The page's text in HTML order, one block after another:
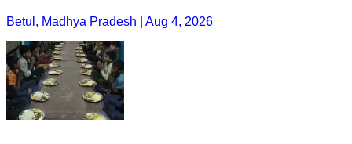
Betul, Madhya Pradesh | Aug 4, 2026